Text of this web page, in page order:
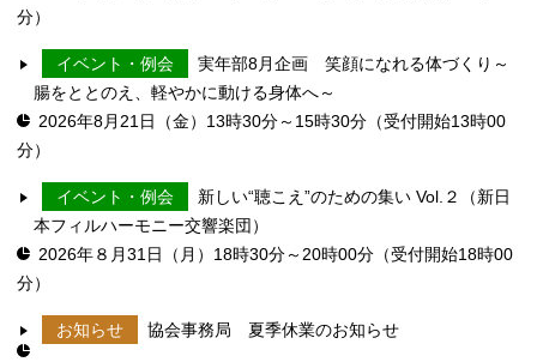
分）
イベント・例会
実年部8月企画 笑顔になれる体づくり～
腸をととのえ、軽やかに動ける身体へ～
2026年8月21日（金）13時30分～15時30分（受付開始13時00
分）
イベント・例会
新しい“聴こえ”のための集い Vol.２（新日
本フィルハーモニー交響楽団）
2026年８月31日（月）18時30分～20時00分（受付開始18時00
分）
お知らせ 協会事務局 夏季休業のお知らせ